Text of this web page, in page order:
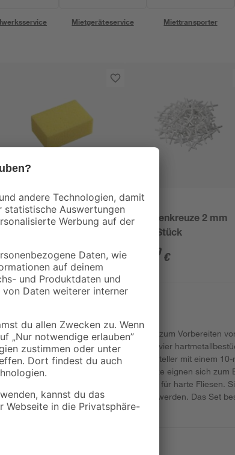
Mietgeräteservice Miettransporter
toom
Fliesenschwamm 165
3,49€
Fliesenkreuze 2 mm
250 Stück
99 €
Set von toom eignet sich zum Vorbereiten
und Verteilerdosen. Es besteht aus vier
Durchmessern, einem Aufnahmeteller mit einem
Sechskantschlüssel. Die Bohrkränze eignen sich zum
und besitzen eine Spezialbestückung für harte Fliesen.
mit 800-1500 U/min aufgesetzt werden. Das Set
von zehn Jahren.